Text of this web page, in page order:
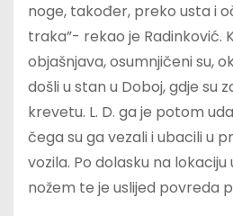
noge, također, preko usta i
traka”- rekao je Radinković.
objašnjava, osumnjičeni su,
došli u stan u Doboj, gdje su
krevetu. L. D. ga je potom
čega su ga vezali i ubacili u
vozila. Po dolasku na
nožem te je uslijed povreda